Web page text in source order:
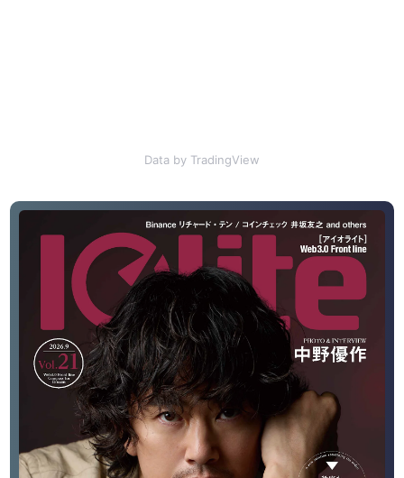
Data by TradingView